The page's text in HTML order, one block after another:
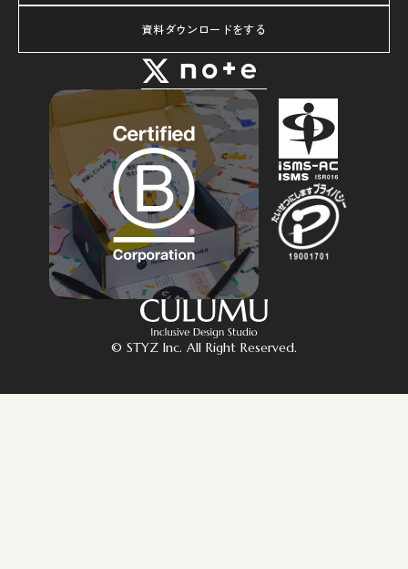
資料ダウンロードをする
© STYZ Inc. All Right Reserved.